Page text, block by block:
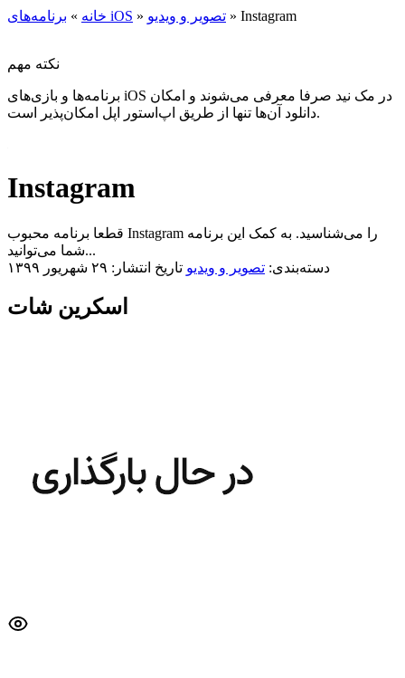
خانه » برنامه‌های iOS » تصویر و ویدیو » Instagram
نکته مهم
برنامه‌ها و بازی‌های iOS در مک نید صرفا معرفی می‌شوند و امکان
دانلود آن‌ها تنها از طریق اپ‌استور اپل امکان‌پذیر است.
Instagram
قطعا برنامه محبوب Instagram را می‌شناسید. به کمک این برنامه
شما می‌توانید...
دسته‌بندی: تصویر و ویدیو تاریخ انتشار: ۲۹ شهریور ۱۳۹۹
اسکرین شات